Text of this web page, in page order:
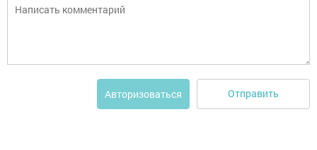
Авторизоваться Отправить